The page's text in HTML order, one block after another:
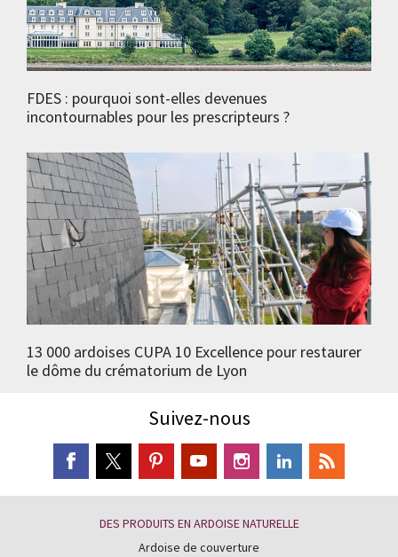
FDES : pourquoi sont-elles devenues
incontournables pour les prescripteurs ?
13 000 ardoises CUPA 10 Excellence pour restaurer
le dôme du crématorium de Lyon
Suivez-nous
DES PRODUITS EN ARDOISE NATURELLE
Ardoise de couverture